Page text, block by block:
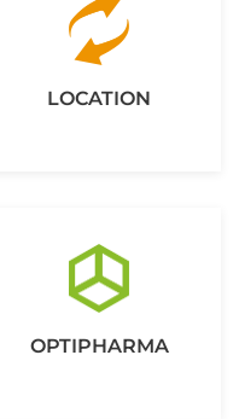
LOCATION
OPTIPHARMA